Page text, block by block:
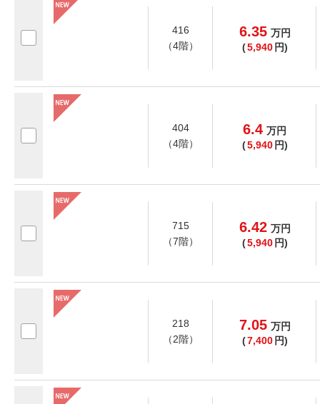
416
（4階）
6.35 万円
(5,940 円)
404
（4階）
6.4 万円
(5,940 円)
715
（7階）
6.42 万円
(5,940 円)
218
（2階）
7.05 万円
(7,400 円)